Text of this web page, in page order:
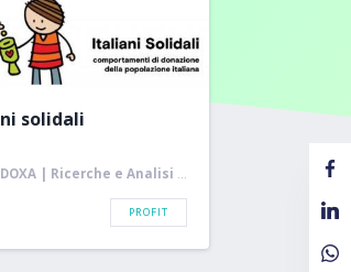
solidali
| Ricerche e Analisi di Mercato
PROFIT